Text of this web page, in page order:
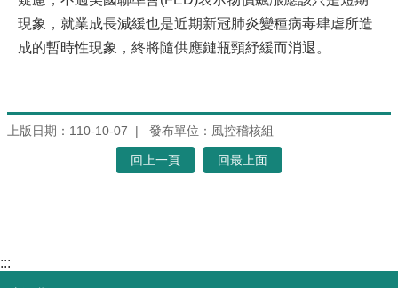
現象，就業成長減緩也是近期新冠肺炎變種病毒肆虐所造
成的暫時性現象，終將隨供應鏈瓶頸紓緩而消退。
上版日期：110-10-07 發布單位：風控稽核組
回上一頁 回最上面
:::